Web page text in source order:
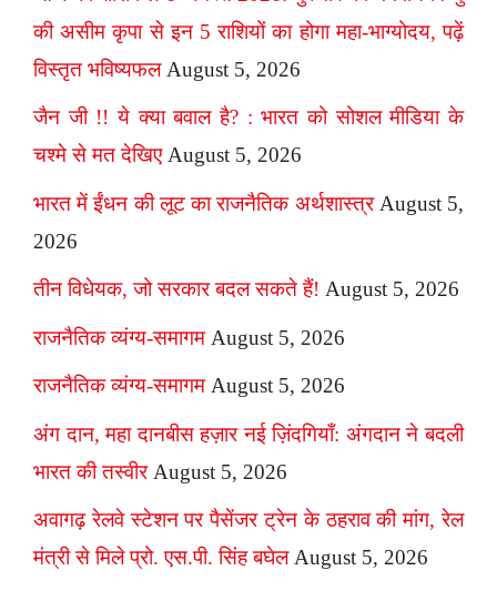
की असीम कृपा से इन 5 राशियों का होगा महा-भाग्योदय, पढ़ें
विस्तृत भविष्यफल August 5, 2026
जैन जी !! ये क्या बवाल है? : भारत को सोशल मीडिया के
चश्मे से मत देखिए August 5, 2026
भारत में ईंधन की लूट का राजनैतिक अर्थशास्त्र August 5,
2026
तीन विधेयक, जो सरकार बदल सकते हैं! August 5, 2026
राजनैतिक व्यंग्य-समागम August 5, 2026
राजनैतिक व्यंग्य-समागम August 5, 2026
अंग दान, महा दानबीस हज़ार नई ज़िंदगियाँ: अंगदान ने बदली
भारत की तस्वीर August 5, 2026
अवागढ़ रेलवे स्टेशन पर पैसेंजर ट्रेन के ठहराव की मांग, रेल
मंत्री से मिले प्रो. एस.पी. सिंह बघेल August 5, 2026